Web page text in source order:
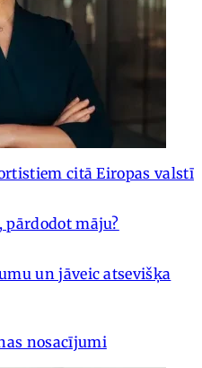
citā Eiropas valstī
pārdodot māju?
un jāveic atsevišķa
nosacījumi